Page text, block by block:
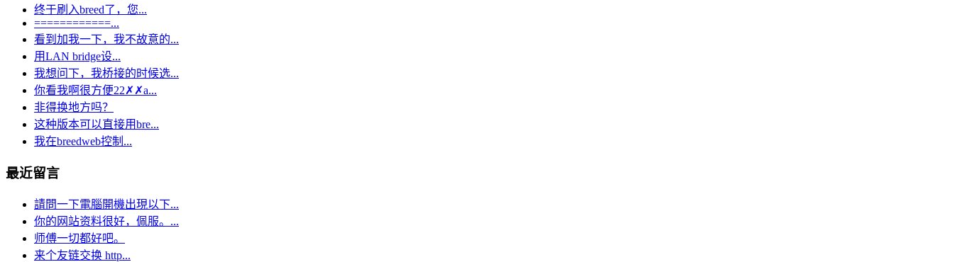
终于刷入breed了，您...
============...
看到加我一下，我不故意的...
用LAN bridge设...
我想问下，我桥接的时候选...
你看我啊很方便22✗✗a...
非得换地方吗？
这种版本可以直接用bre...
我在breedweb控制...
最近留言
請問一下電腦開機出現以下...
你的网站资料很好，佩服。...
师傅一切都好吧。
来个友链交换 http...